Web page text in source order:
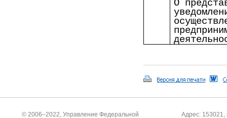
О
© 2006–2022, Управление Федеральной Адрес: 153021,